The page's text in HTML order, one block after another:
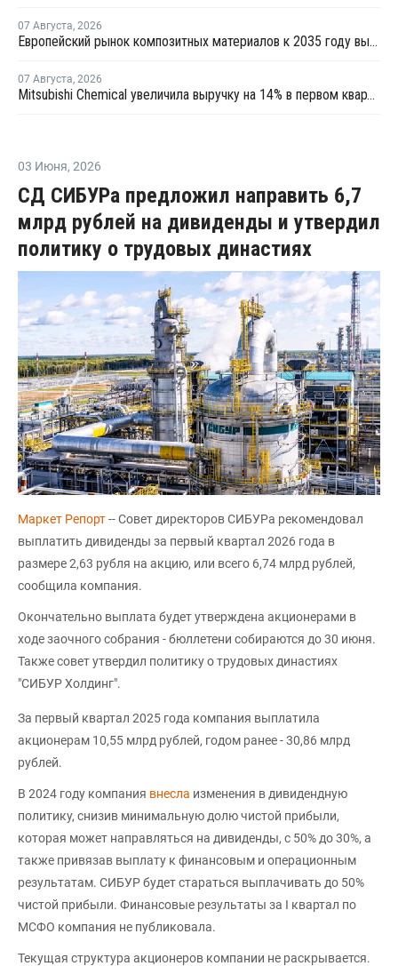
07 Августа, 2026
Европейский рынок композитных материалов к 2035 году вырастет до USD47,5 млрд
07 Августа, 2026
Mitsubishi Chemical увеличила выручку на 14% в первом квартале японского финансового года
03 Июня, 2026
СД СИБУРа предложил направить 6,7
млрд рублей на дивиденды и утвердил
политику о трудовых династиях
Маркет Репорт-- Совет директоров СИБУРа рекомендовал
выплатить дивиденды за первый квартал 2026 года в
размере 2,63 рубля на акцию, или всего 6,74 млрд рублей,
сообщила компания.
Окончательно выплата будет утверждена акционерами в
ходе заочного собрания - бюллетени собираются до 30 июня.
Также совет утвердил политику о трудовых династиях
"СИБУР Холдинг".
За первый квартал 2025 года компания выплатила
акционерам 10,55 млрд рублей, годом ранее - 30,86 млрд
рублей.
В 2024 году компания внесла изменения в дивидендную
политику, снизив минимальную долю чистой прибыли,
которая может направляться на дивиденды, с 50% до 30%, а
также привязав выплату к финансовым и операционным
результатам. СИБУР будет стараться выплачивать до 50%
чистой прибыли. Финансовые результаты за I квартал по
МСФО компания не публиковала.
Текущая структура акционеров компании не раскрывается.